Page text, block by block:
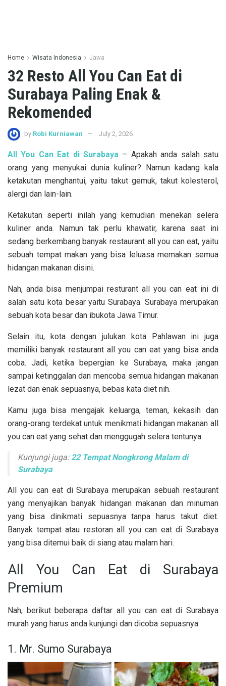
Home Wisata Indonesia Jawa
32 Resto All You Can Eat di
Surabaya Paling Enak &
Rekomended
by Robi Kurniawan July 2, 2026
All You Can Eat di Surabaya – Apakah anda salah satu
orang yang menyukai dunia kuliner? Namun kadang kala
ketakutan menghantui, yaitu takut gemuk, takut kolesterol,
alergi dan lain-lain.
Ketakutan seperti inilah yang kemudian menekan selera
kuliner anda. Namun tak perlu khawatir, karena saat ini
sedang berkembang banyak restaurant all you can eat, yaitu
sebuah tempat makan yang bisa leluasa memakan semua
hidangan makanan disini.
Nah, anda bisa menjumpai resturant all you can eat ini di
salah satu kota besar yaitu Surabaya. Surabaya merupakan
sebuah kota besar dan ibukota Jawa Timur.
Selain itu, kota dengan julukan kota Pahlawan ini juga
memiliki banyak restaurant all you can eat yang bisa anda
coba. Jadi, ketika bepergian ke Surabaya, maka jangan
sampai ketinggalan dan mencoba semua hidangan makanan
lezat dan enak sepuasnya, bebas kata diet nih.
Kamu juga bisa mengajak keluarga, teman, kekasih dan
orang-orang terdekat untuk menikmati hidangan makanan all
you can eat yang sehat dan menggugah selera tentunya.
Kunjungi juga: 22 Tempat Nongkrong Malam di
Surabaya
All you can eat di Surabaya merupakan sebuah restaurant
yang menyajikan banyak hidangan makanan dan minuman
yang bisa dinikmati sepuasnya tanpa harus takut diet.
Banyak tempat atau restoran all you can eat di Surabaya
yang bisa ditemui baik di siang atau malam hari.
All You Can Eat di Surabaya
Premium
Nah, berikut beberapa daftar all you can eat di Surabaya
murah yang harus anda kunjungi dan dicoba sepuasnya:
1. Mr. Sumo Surabaya